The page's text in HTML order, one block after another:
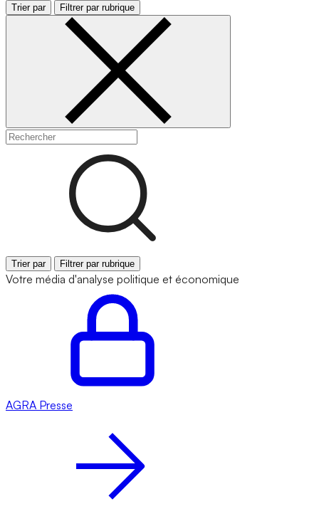
Trier par Filtrer par rubrique
Trier par Filtrer par rubrique
Votre média d'analyse politique et économique
AGRA Presse